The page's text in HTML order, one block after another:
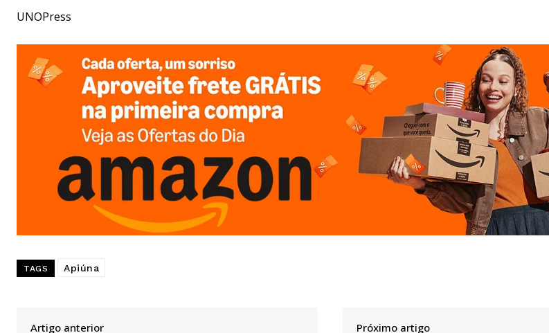
UNOPress
TAGS Apiúna
Artigo anterior Próximo artigo